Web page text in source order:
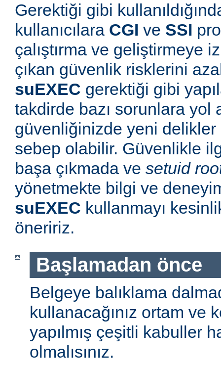
Gerektiği gibi
kullanıcılara CGI ve SSI
çalıştırma ve geliştirmeye
çıkan güvenlik risklerini
suEXEC gerektiği gibi
takdirde bazı sorunlara yol
güvenliğinizde yeni delikler
sebep olabilir. Güvenlikle
başa çıkmada ve setuid
yönetmekte bilgi ve
suEXEC kullanmayı
öneririz.
Başlamadan önce
Belgeye balıklama
kullanacağınız ortam ve
yapılmış çeşitli kabuller
olmalısınız.